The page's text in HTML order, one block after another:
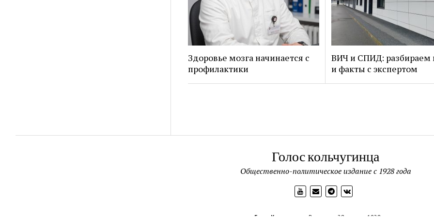
Здоровье мозга начинается с
профилактики
ВИЧ и СПИД:
и факты с экспертом
Голос кольчугинца
Общественно-политическое издание с 1928 года